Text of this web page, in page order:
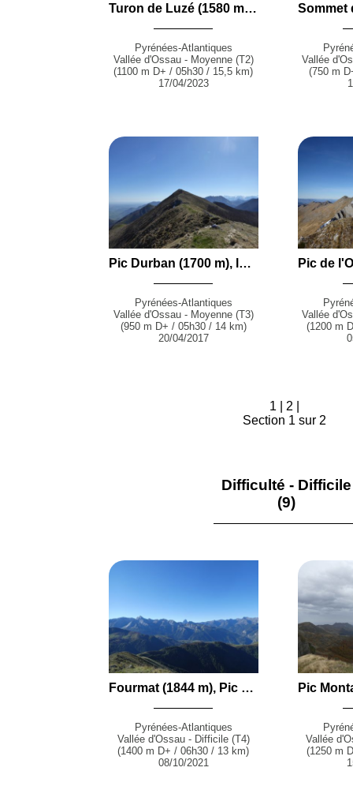
Turon de Luzé (1580 m) et Pic d'Auzu (1514 m) par Listo, le Chemin du Col de Louvie et le Plaa d'Auzu depuis Louvie-Soubiron
Pyrénées-Atlantiques
Vallée d'Ossau - Moyenne (T2)
(1100 m D+ / 05h30 / 15,5 km)
17/04/2023
Vallée
(750 m
Pic Durban (1700 m), le Mail (1665 m) et Soum de Quiala (1654 m) en boucle par la Coume de Bayle et le Col des Houssats depuis le Port de Castet (Castet)
Pyrénées-Atlantiques
Vallée d'Ossau - Moyenne (T3)
(950 m D+ / 05h30 / 14 km)
20/04/2017
Vallée
(1200 m
1| 2|
Section 1 sur 2
Difficulté - Difficile
(9)
Fourmat (1844 m), Pic de Coos (1821 m) et le Tousseau (1693 m) en boucle par les Granges du Dès, le Col d'Agnourès, la Crête de Guttères et le Port d'Aste depuis Aste-Béon
Pyrénées-Atlantiques
Vallée d'Ossau - Difficile (T4)
(1400 m D+ / 06h30 / 13 km)
08/10/2021
Vallée
(1250 m